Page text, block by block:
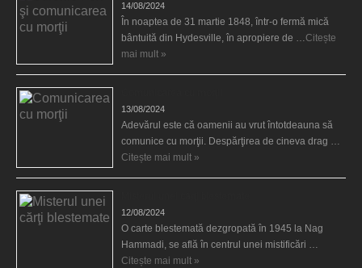
14/08/2024
În noaptea de 31 martie 1848, într-o fermă mică
bântuită din Hydesville, în apropiere de …Citește
mai mult »
13/08/2024
Adevărul este că oamenii au vrut întotdeauna să
comunice cu morţii. Despărţirea de cineva drag …
Citește mai mult »
12/08/2024
O carte blestemată dezgropată în 1945 la Nag
Hammadi, se află în centrul unei mistificări …
Citește mai mult »